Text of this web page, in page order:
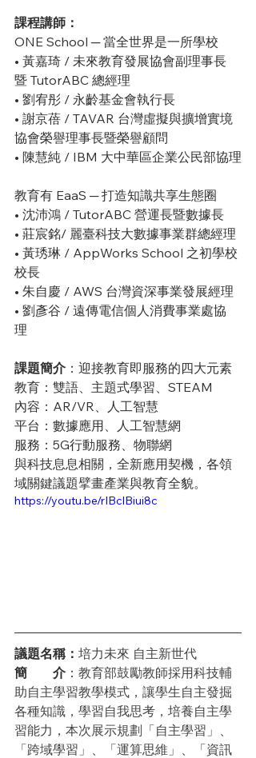
課程講師：
ONE School ─ 當全世界是一所學校
• 黃嘉琦 / 未來教育發展協會副理事長
暨 TutorABC 總經理
• 劉宥彤 / 永齡基金會執行長
• 謝京蓓 / TAVAR 台灣虛擬與擴增實境
協會榮譽理事長暨榮譽顧問
• 陳慧純 / IBM 大中華區企業公民部協理
教育有 EaaS ─ 打造知識共享生態圈
• 沈沛鴻 / TutorABC 營運長暨數據長
• 莊宸銘/ 麗臺科技大數據事業群總經理
• 黃琇琳 / AppWorks School 之初學校
校長
• 朱自慶 / AWS 台灣資深事業發展經理
• 劉彥谷 / 遠傳電信個人消費事業處協
理
課題簡介 ： 迎接教育即服務的四大元素
教育：雙語、主題式學習、STEAM
內容：AR/VR、人工智慧
平台：數據應用、人工智慧網
服務：5G行動服務、物聯網
與科技息息相關，全新應用契機，各領
域關鍵議題擘畫產業與教育全貌。
https://youtu.be/rIBclBiui8c
議題名稱： 培力未來 自主新世代
簡　　介 ： 教育部鼓勵教師採用科技輔
助自主學習教學模式，讓學生自主發掘
各種知識，學習自我思考，培養自主學
習能力，本次展示規劃「自主學習」、
「跨域學習」、「運算思維」、「資訊